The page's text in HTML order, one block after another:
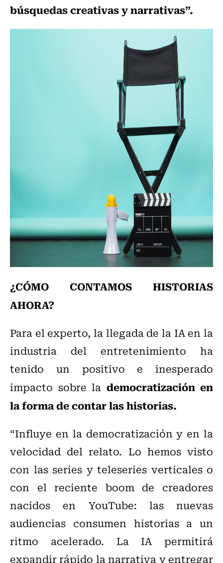
búsquedas creativas y narrativas”.
¿CÓMO CONTAMOS HISTORIAS
AHORA?
Para el experto, la llegada de la IA en la
industria del entretenimiento ha
tenido un positivo e inesperado
impacto sobre la democratización en
la forma de contar las historias.
“Influye en la democratización y en la
velocidad del relato. Lo hemos visto
con las series y teleseries verticales o
con el reciente boom de creadores
nacidos en YouTube: las nuevas
audiencias consumen historias a un
ritmo acelerado. La IA permitirá
expandir rápido la narrativa y entregar